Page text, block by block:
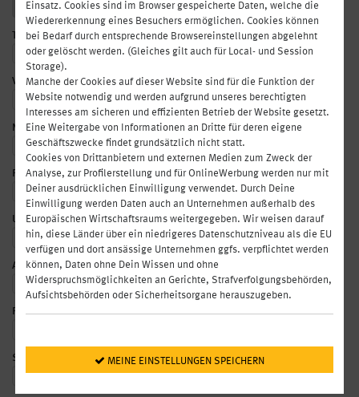
Einsatz. Cookies sind im Browser gespeicherte Daten, welche die
Wiedererkennung eines Besuchers ermöglichen. Cookies können
bei Bedarf durch entsprechende Browsereinstellungen abgelehnt
oder gelöscht werden. (Gleiches gilt auch für Local- und Session
Storage).
Manche der Cookies auf dieser Website sind für die Funktion der
Website notwendig und werden aufgrund unseres berechtigten
Interesses am sicheren und effizienten Betrieb der Website gesetzt.
Eine Weitergabe von Informationen an Dritte für deren eigene
Geschäftszwecke findet grundsätzlich nicht statt.
Cookies von Drittanbietern und externen Medien zum Zweck der
Analyse, zur Profilerstellung und für OnlineWerbung werden nur mit
Deiner ausdrücklichen Einwilligung verwendet. Durch Deine
Einwilligung werden Daten auch an Unternehmen außerhalb des
Europäischen Wirtschaftsraums weitergegeben. Wir weisen darauf
hin, diese Länder über ein niedrigeres Datenschutzniveau als die EU
verfügen und dort ansässige Unternehmen ggfs. verpflichtet werden
können, Daten ohne Dein Wissen und ohne
Widerspruchsmöglichkeiten an Gerichte, Strafverfolgungsbehörden,
Aufsichtsbehörden oder Sicherheitsorgane herauszugeben.
MEINE EINSTELLUNGEN SPEICHERN
Titel
Vorname*
Nachname*
Firma
Umsatzsteuer-IdentifikationsnummerUID
Adresse*
Postleitzahl*
Stadt